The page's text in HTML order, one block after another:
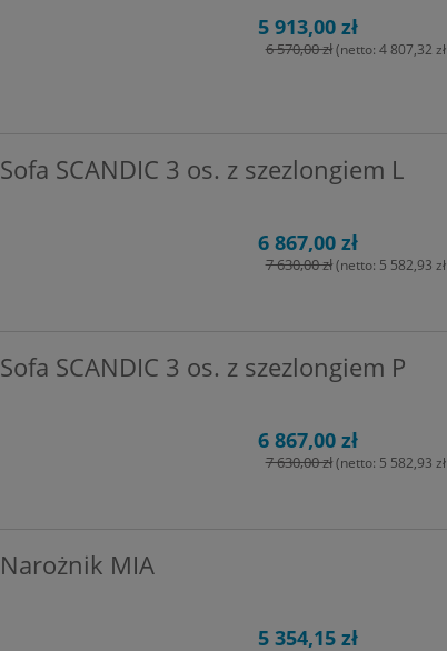
5 913,00 zł
6 570,00 zł (netto: 4 807,32 zł
Sofa SCANDIC 3 os. z szezlongiem L
6 867,00 zł
7 630,00 zł (netto: 5 582,93 zł
Sofa SCANDIC 3 os. z szezlongiem P
6 867,00 zł
7 630,00 zł (netto: 5 582,93 zł
Narożnik MIA
5 354,15 zł